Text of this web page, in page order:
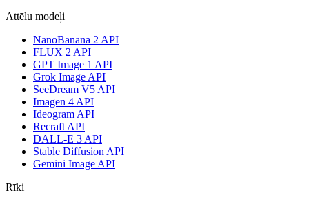
Attēlu modeļi
NanoBanana 2 API
FLUX 2 API
GPT Image 1 API
Grok Image API
SeeDream V5 API
Imagen 4 API
Ideogram API
Recraft API
DALL-E 3 API
Stable Diffusion API
Gemini Image API
Rīki